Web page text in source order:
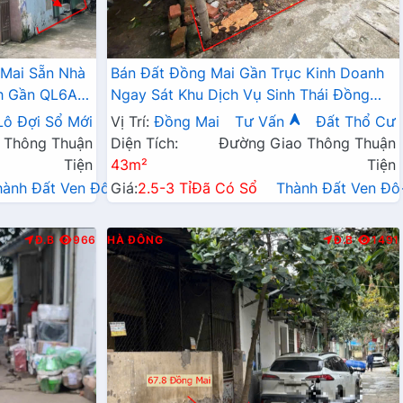
Sẵn Nhà
Gần QL6A
Đợi Sổ Mới
Thuận
Tiện
Đất Ven Đô→
Bán Đất Đồng Mai Gần Trục Kinh Doanh
Ngay Sát Khu Dịch Vụ Sinh Thái Đồng
Mai
Vị Trí: Đồng Mai Tư Vấn
Đất Thổ Cư
Diện Tích:
43m²
Đường Giao Thông Thuận
Tiện
Giá:2.5-3 TỉĐã Có Sổ Thành Đất Ven
Đ.B 966 HÀ ĐÔNG Đ.B 1491